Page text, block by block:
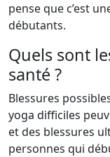
pense que c’est
débutants.
Quels sont
santé ?
Blessures
yoga difficiles
et des blessures
personnes qui